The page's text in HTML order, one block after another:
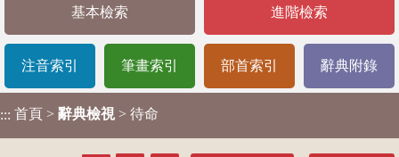
基本檢索 進階檢索
注音索引 筆畫索引 部首索引 辭典附錄
::: 首頁 > 辭典檢視 > 待命